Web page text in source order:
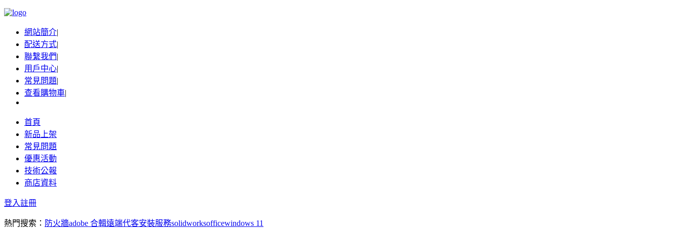
網站簡介|
配送方式|
聯繫我們|
用戶中心|
常見問題|
查看購物車|
首頁
新品上架
常見問題
優惠活動
技術公報
商店資料
登入註冊
熱門搜索： 防火牆adobe 合輯遠端代客安裝服務solidworksofficewindows 11